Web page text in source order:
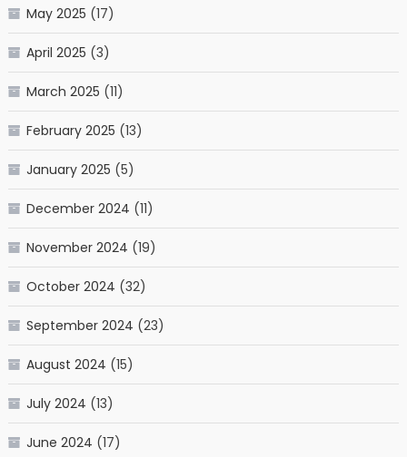
May 2025 (17)
April 2025 (3)
March 2025 (11)
February 2025 (13)
January 2025 (5)
December 2024 (11)
November 2024 (19)
October 2024 (32)
September 2024 (23)
August 2024 (15)
July 2024 (13)
June 2024 (17)